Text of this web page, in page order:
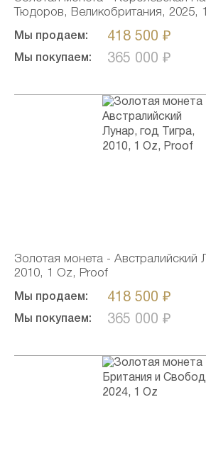
Тюдоров, Великобритания, 2025,
Мы продаем: 418 500 ₽
Мы покупаем: 365 000 ₽
Золотая монета - Австралийский
2010, 1 Oz, Proof
Мы продаем: 418 500 ₽
Мы покупаем: 365 000 ₽